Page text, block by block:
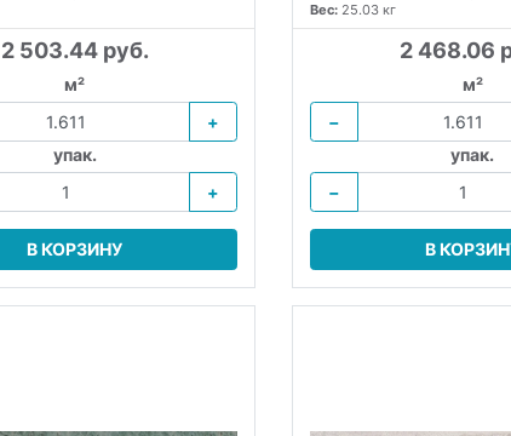
2 503.44 руб.
м²
+
упак.
+
В КОРЗИНУ
Вес: 25.03 кг
2 468.06
м²
−
упак.
−
В